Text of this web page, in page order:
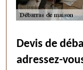
Devis de
adressez-